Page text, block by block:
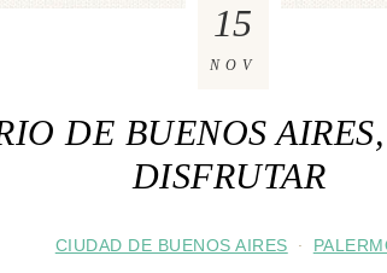
DE BUENOS
DISFRUTAR
CIUDAD DE BUENOS AIRES ·
15
NOV